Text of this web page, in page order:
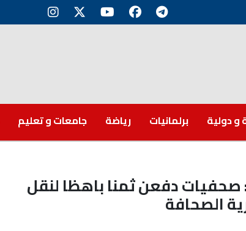
و دولية برلمانيات رياضة جامعات و تعليم
صحفيات دفعن ثمنا باهظا لنقل
الصحافة